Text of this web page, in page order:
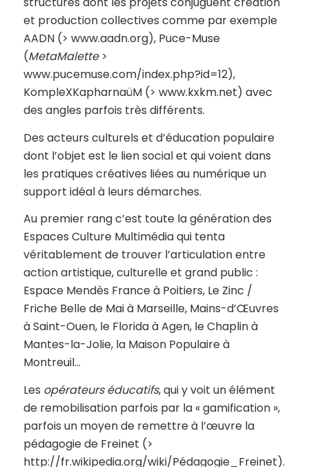
et production collectives comme par exemple
AADN (> www.aadn.org), Puce-Muse
(MetaMalette>
www.pucemuse.com/index.php?id=12),
KompleXKapharnaüM (> www.kxkm.net) avec
des angles parfois très différents.
Des acteurs culturels et d’éducation populaire
dont l’objet est le lien social et qui voient dans
les pratiques créatives liées au numérique un
support idéal à leurs démarches.
Au premier rang c’est toute la génération des
Espaces Culture Multimédia qui tenta
véritablement de trouver l’articulation entre
action artistique, culturelle et grand public :
Espace Mendès France à Poitiers, Le Zinc /
Friche Belle de Mai à Marseille, Mains-d’Œuvres
à Saint-Ouen, le Florida à Agen, le Chaplin à
Mantes-la-Jolie, la Maison Populaire à
Montreuil…
Les opérateurs éducatifs, qui y voit un élément
de remobilisation parfois par la « gamification »,
parfois un moyen de remettre à l’œuvre la
pédagogie de Freinet (>
http://fr.wikipedia.org/wiki/Pédagogie_Freinet).